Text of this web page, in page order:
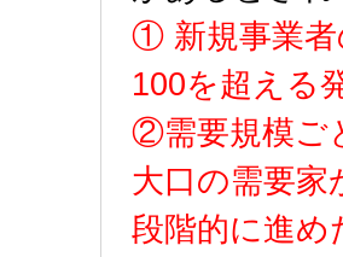
① 新規事業者
100を超える
②需要規模ご
大口の需要家
段階的に進め